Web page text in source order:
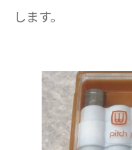
します。